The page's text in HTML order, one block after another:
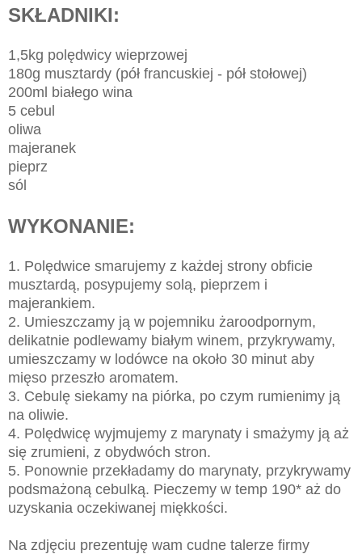
SKŁADNIKI:
1,5kg polędwicy wieprzowej
180g musztardy (pół francuskiej - pół stołowej)
200ml białego wina
5 cebul
oliwa
majeranek
pieprz
sól
WYKONANIE:
1. Polędwice smarujemy z każdej strony obficie
musztardą, posypujemy solą, pieprzem i
majerankiem.
2. Umieszczamy ją w pojemniku żaroodpornym,
delikatnie podlewamy białym winem, przykrywamy,
umieszczamy w lodówce na około 30 minut aby
mięso przeszło aromatem.
3. Cebulę siekamy na piórka, po czym rumienimy ją
na oliwie.
4. Polędwicę wyjmujemy z marynaty i smażymy ją aż
się zrumieni, z obydwóch stron.
5. Ponownie przekładamy do marynaty, przykrywamy
podsmażoną cebulką. Pieczemy w temp 190* aż do
uzyskania oczekiwanej miękkości.
Na zdjęciu prezentuję wam cudne talerze firmy